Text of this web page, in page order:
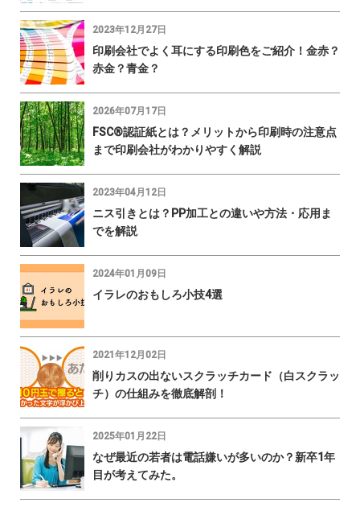
2023年12月27日
印刷会社でよく耳にする印刷色をご紹介！金赤？
赤金？青金？
2026年07月17日
FSC®認証紙とは？メリットから印刷時の注意点
まで印刷会社がわかりやすく解説
2023年04月12日
ニス引きとは？PP加工との違いや方法・応用ま
でを解説
2024年01月09日
イラレのおもしろ小技4選
2021年12月02日
削りカスの出ないスクラッチカード（白スクラッ
チ）の仕組みを徹底解剖！
2025年01月22日
なぜ最近の若者は電話嫌いが多いのか？新卒1年
目が考えてみた。